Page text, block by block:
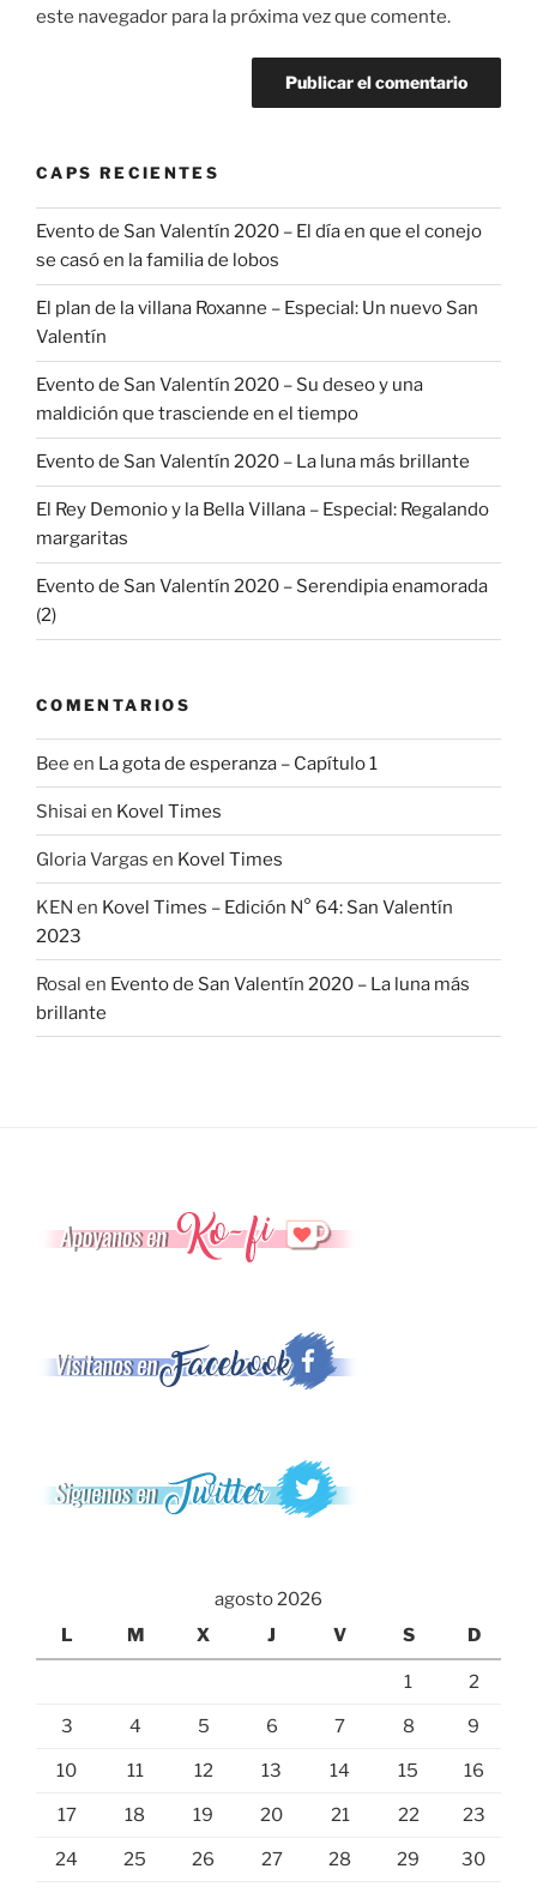
este navegador para la próxima vez que comente.
CAPS RECIENTES
Evento de San Valentín 2020 – El día en que el conejo
se casó en la familia de lobos
El plan de la villana Roxanne – Especial: Un nuevo San
Valentín
Evento de San Valentín 2020 – Su deseo y una
maldición que trasciende en el tiempo
Evento de San Valentín 2020 – La luna más brillante
El Rey Demonio y la Bella Villana – Especial: Regalando
margaritas
Evento de San Valentín 2020 – Serendipia enamorada
(2)
COMENTARIOS
Bee en La gota de esperanza – Capítulo 1
Shisai en Kovel Times
Gloria Vargas en Kovel Times
KEN en Kovel Times – Edición N° 64: San Valentín
2023
Rosal en Evento de San Valentín 2020 – La luna más
brillante
agosto 2026
L
M X J V S D
1 2
3 4 5 6 7 8 9
10 11 12 13 14 15 16
17 18 19 20 21 22 23
24 25 26 27 28 29 30